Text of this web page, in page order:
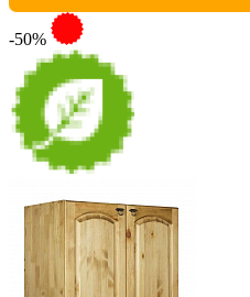
-50%